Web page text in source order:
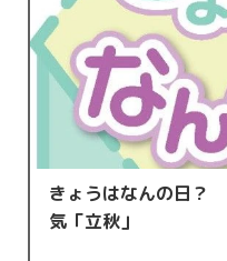
きょうはなんの日
気「立秋」